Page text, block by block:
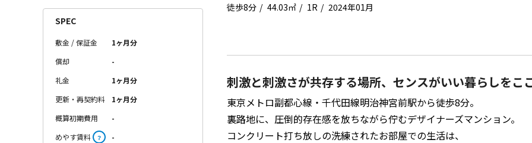
徒歩8分 44.03㎡ 1R 2024年01月
刺激と刺激さが共存する場所、センスがいい暮らしをこ
東京メトロ副都心線・千代田線明治神宮前駅から徒歩8分。
裏路地に、圧倒的存在感を放ちながら佇むデザイナーズマンション。
コンクリート打ち放しの洗練されたお部屋での生活は、
SPEC
敷金 / 保証金
1ヶ月分
償却
-
礼金
1ヶ月分
更新・再契約料
1ヶ月分
概算初期費用
-
めやす賃料
？ -